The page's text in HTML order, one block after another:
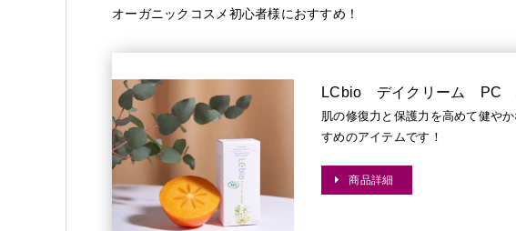
オーガニックコスメ初心者様におすすめ！
LCbio デイクリーム PC
肌の修復力と保護力を高めて健や
すめのアイテムです！
商品詳細